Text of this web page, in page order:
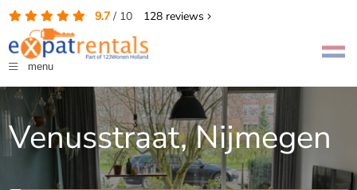
9.7/ 10 128reviews
menu
Venusstraat, Nijmegen